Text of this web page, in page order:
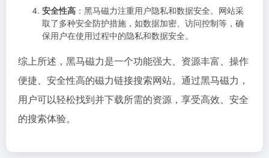
安全性高 ：黑马磁力注重用户隐私和数据安全。网站采
取了多种安全防护措施，如数据加密、访问控制等，确
保用户在使用过程中的隐私和数据安全。
综上所述，黑马磁力是一个功能强大、资源丰富、操作
便捷、安全性高的磁力链接搜索网站。通过黑马磁力，
用户可以轻松找到并下载所需的资源，享受高效、安全
的搜索体验。